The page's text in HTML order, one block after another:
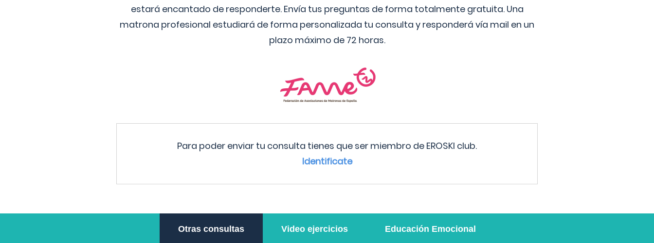
estará encantado de responderte. Envía tus preguntas de forma totalmente gratuita. Una
matrona profesional estudiará de forma personalizada tu consulta y responderá vía mail en un
plazo máximo de 72 horas.
Para poder enviar tu consulta tienes que ser miembro de EROSKI club.
Identificate
Otras consultas Video ejercicios Educación Emocional